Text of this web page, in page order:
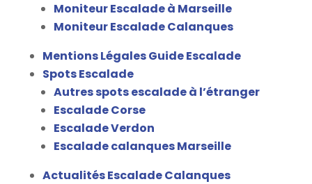
Moniteur Escalade à Marseille
Moniteur Escalade Calanques
Mentions Légales Guide Escalade
Spots Escalade
Autres spots escalade à l’étranger
Escalade Corse
Escalade Verdon
Escalade calanques Marseille
Actualités Escalade Calanques